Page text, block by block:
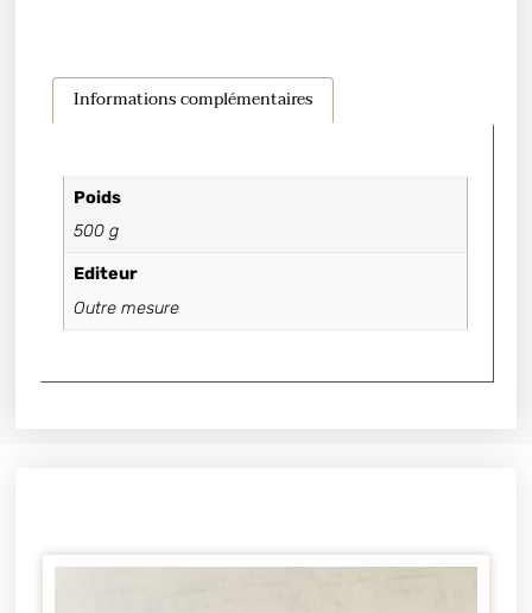
Informations complémentaires
Poids
500 g
Editeur
Outre mesure